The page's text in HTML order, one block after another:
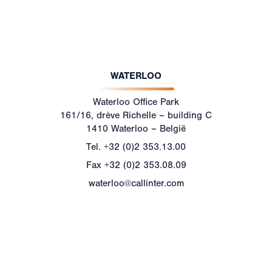
WATERLOO
Waterloo Office Park
161/16, drève Richelle – building C
1410 Waterloo – België
Tel. +32 (0)2 353.13.00
Fax +32 (0)2 353.08.09
waterloo@callinter.com